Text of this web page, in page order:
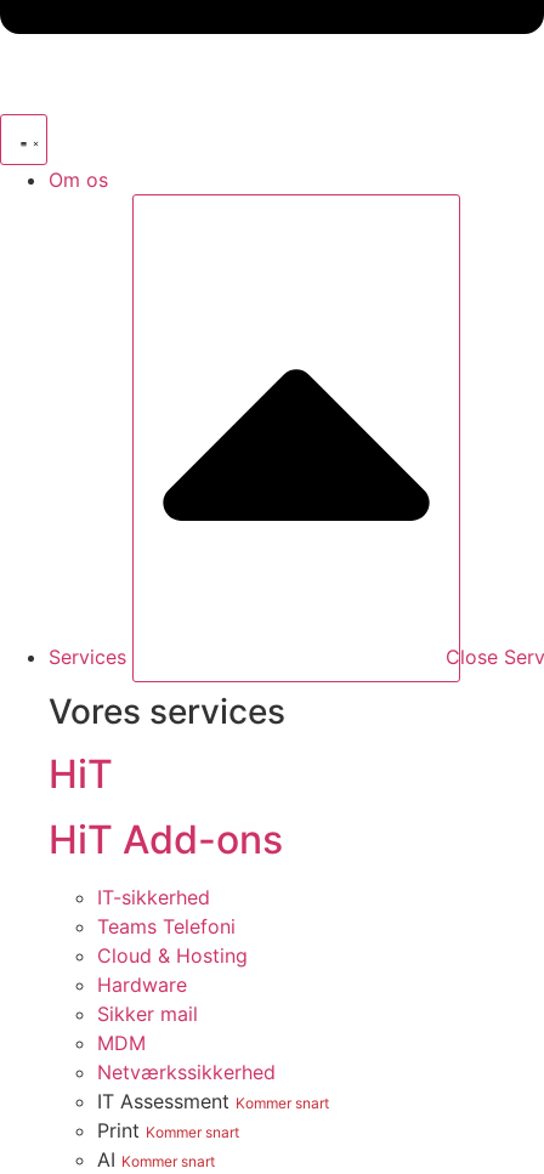
Om os
Services Close
Vores services
HiT
HiT Add-ons
IT-sikkerhed
Teams Telefoni
Cloud & Hosting
Hardware
Sikker mail
MDM
Netværkssikkerhed
IT Assessment Kommer snart
Print Kommer snart
AI Kommer snart